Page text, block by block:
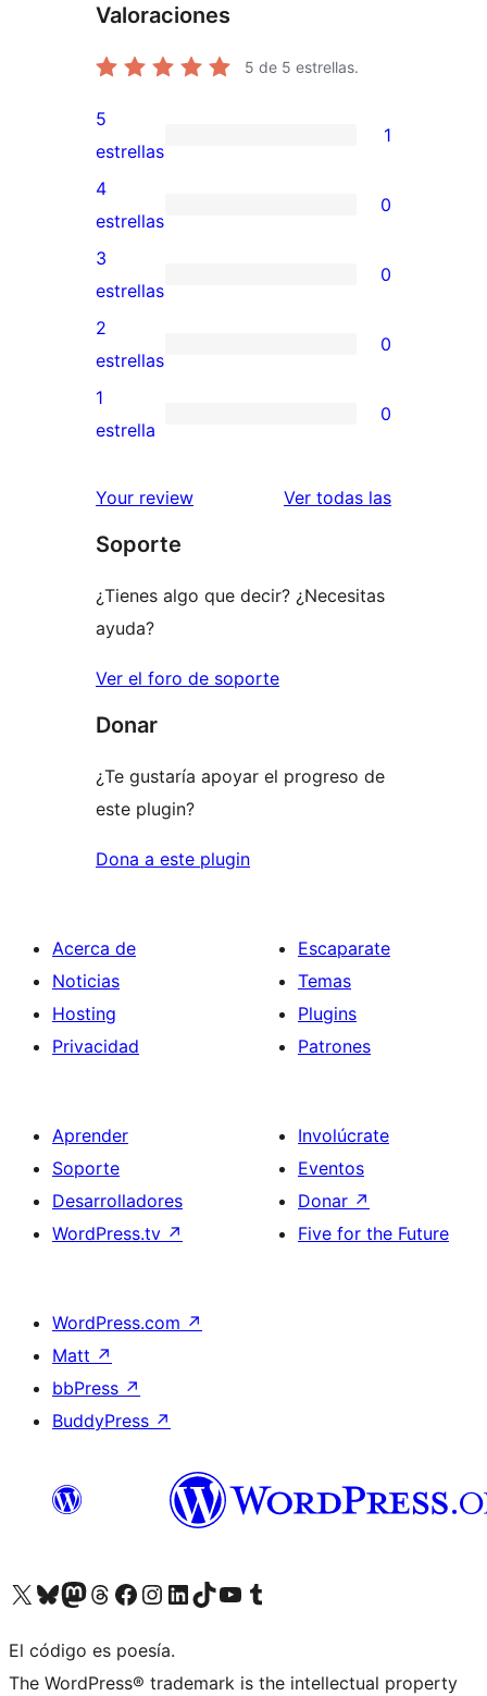
Valoraciones
5 de 5 estrellas.
1
valoración
de
5
estrellas
5
estrellas
1
0
valoraciones
de
4
estrellas
4
estrellas
0
0
valoraciones
de
3
estrellas
3
estrellas
0
0
valoraciones
de
estrellas
2
estrellas
0
0
de
estrellas
1
estrella
0
Your review Ver todas las
Soporte
¿Tienes algo que decir? ¿Necesitas
ayuda?
Ver el foro de soporte
Donar
¿Te gustaría apoyar el progreso de
este plugin?
Dona a este plugin
Acerca de
Noticias
Hosting
Privacidad
Escaparate
Temas
Plugins
Patrones
Aprender
Soporte
Desarrolladores
WordPress.tv ↗
Involúcrate
Eventos
Donar ↗
Five for the Future
WordPress.com ↗
Matt ↗
bbPress ↗
BuddyPress ↗
Visita nuestra cuenta de X (anteriormente Twitter)
Visita nuestra cuenta de Bluesky
Visita nuestra cuenta de Mastodon
Visita nuestra cuenta de Threads
Visita nuestra página de Facebook
Visita nuestra cuenta de Instagram
Visita nuestra cuenta de LinkedIn
Visita nuestra cuenta de TikTok
Visita nuestro canal de YouTube
Visita nuestra cuenta de Tumblr
El código es poesía.
The WordPress® trademark is the intellectual property